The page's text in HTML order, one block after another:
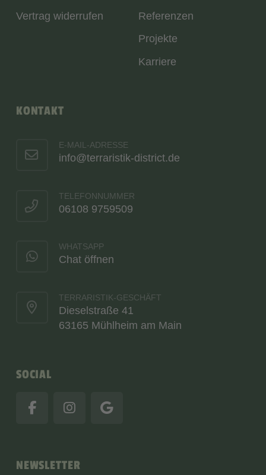
Vertrag widerrufen
Referenzen
Projekte
Karriere
KONTAKT
E-MAIL-ADRESSE
info@terraristik-district.de
TELEFONNUMMER
06108 9759509
WHATSAPP
Chat öffnen
TERRARISTIK-GESCHÄFT
Dieselstraße 41
63165 Mühlheim am Main
SOCIAL
NEWSLETTER